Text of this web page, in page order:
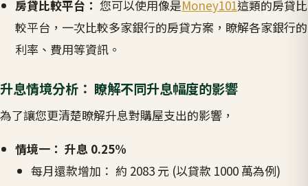
房貸比較平台： 您可以使用像是Money101這類的房貸比
較平台，一次比較多家銀行的房貸方案，瞭解各家銀行的
利率、費用等資訊。
升息情境分析： 瞭解不同升息幅度的影響
為了讓您更清楚瞭解升息對購屋支出的影響，
情境一： 升息 0.25%
每月還款增加： 約 2083 元 (以貸款 1000 萬為例)